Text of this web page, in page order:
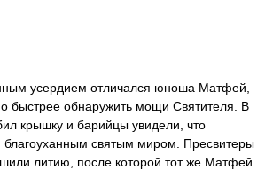
усердием отличался юноша Матфей,
быстрее обнаружить мощи Святителя. В
крышку и барийцы увидели, что
благоуханным святым миром. Пресвитеры
литию, после которой тот же Матфей